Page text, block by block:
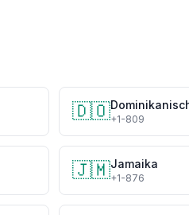
🇩🇴+1-809
🇯🇲Jamaika
+1-876